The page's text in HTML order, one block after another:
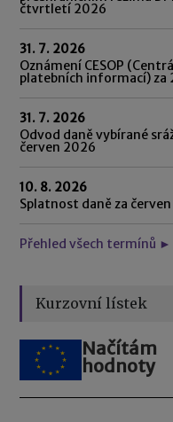
čtvrtletí 2026
31. 7. 2026
Oznámení CESOP
platebních informací)
31. 7. 2026
Odvod daně vybírané
červen 2026
10. 8. 2026
Splatnost daně za
Přehled všech termínů ►
Kurzovní lístek
Načítám
hodnoty